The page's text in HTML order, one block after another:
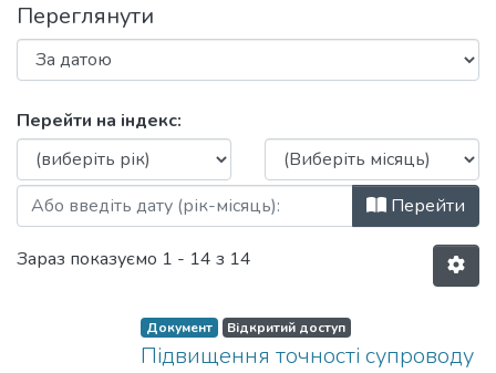
Переглянути
Перегляд Статті (ТК) за Дата
Перейти на індекс:
Перейти
Зараз показуємо 1 - 14 з 14
Документ Відкритий доступ
Підвищення точності супроводу